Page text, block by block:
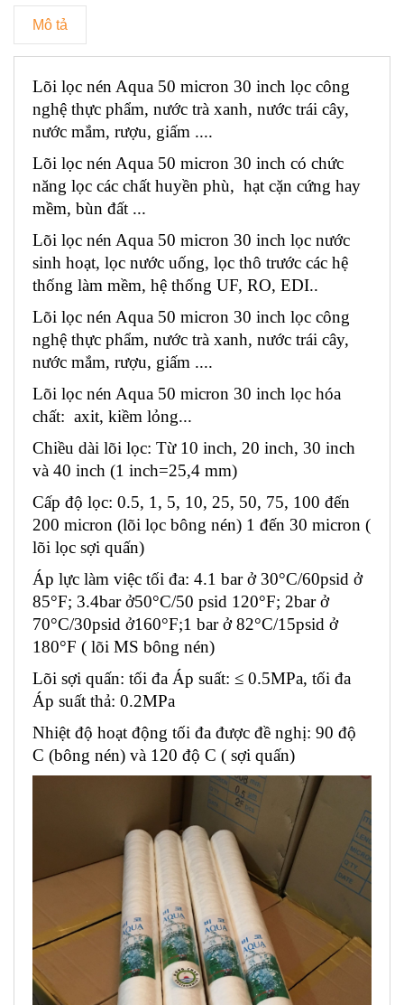
Mô tả
Lõi lọc nén Aqua 50 micron 30 inch lọc công
nghệ thực phẩm, nước trà xanh, nước trái cây,
nước mắm, rượu, giấm ....
Lõi lọc nén Aqua 50 micron 30 inch có chức
năng lọc các chất huyền phù,  hạt cặn cứng hay
mềm, bùn đất ...
Lõi lọc nén Aqua 50 micron 30 inch lọc nước
sinh hoạt, lọc nước uống, lọc thô trước các hệ
thống làm mềm, hệ thống UF, RO, EDI..
Lõi lọc nén Aqua 50 micron 30 inch lọc công
nghệ thực phẩm, nước trà xanh, nước trái cây,
nước mắm, rượu, giấm ....
Lõi lọc nén Aqua 50 micron 30 inch lọc hóa
chất:  axit, kiềm lỏng...
Chiều dài lõi lọc: Từ 10 inch, 20 inch, 30 inch
và 40 inch (1 inch=25,4 mm)
Cấp độ lọc: 0.5, 1, 5, 10, 25, 50, 75, 100 đến
200 micron (lõi lọc bông nén) 1 đến 30 micron (
lõi lọc sợi quấn)
Áp lực làm việc tối đa: 4.1 bar ở 30°C/60psid ở
85°F; 3.4bar ở50°C/50 psid 120°F; 2bar ở
70°C/30psid ở160°F;1 bar ở 82°C/15psid ở
180°F ( lõi MS bông nén)
Lõi sợi quấn: tối đa Áp suất: ≤ 0.5MPa, tối đa
Áp suất thả: 0.2MPa
Nhiệt độ hoạt động tối đa được đề nghị: 90 độ
C (bông nén) và 120 độ C ( sợi quấn)